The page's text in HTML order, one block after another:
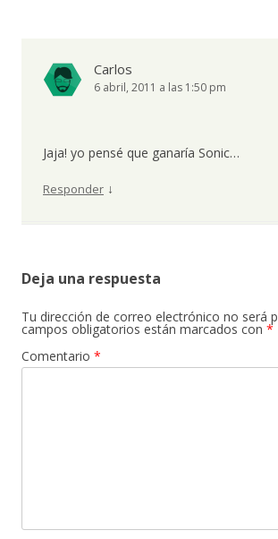
Carlos
6 abril, 2011 a las 1:50 pm
Jaja! yo pensé que ganaría Sonic…
Responder ↓
Deja una respuesta
Tu dirección de correo electrónico no será
campos obligatorios están marcados con *
Comentario *